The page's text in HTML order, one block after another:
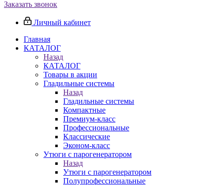
Заказать звонок
Личный кабинет
Главная
КАТАЛОГ
Назад
КАТАЛОГ
Товары в акции
Гладильные системы
Назад
Гладильные системы
Компактные
Премиум-класс
Профессиональные
Классические
Эконом-класс
Утюги с парогенератором
Назад
Утюги с парогенератором
Полупрофессиональные